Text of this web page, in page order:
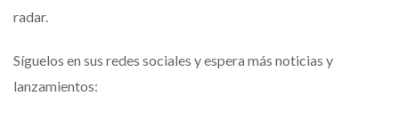
radar.
Síguelos en sus redes sociales y espera más noticias y
lanzamientos: